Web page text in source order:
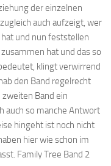
der einzelnen
auch aufzeigt, wer
und nun feststellen
hat und das so
klingt verwirrend
den Band regelrecht
Band ein
auch so manche Antwort
hingeht ist noch nicht
hier wie schon im
Family Tree Band 2